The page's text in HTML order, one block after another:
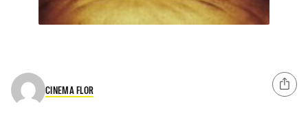
CINEMA FLOR